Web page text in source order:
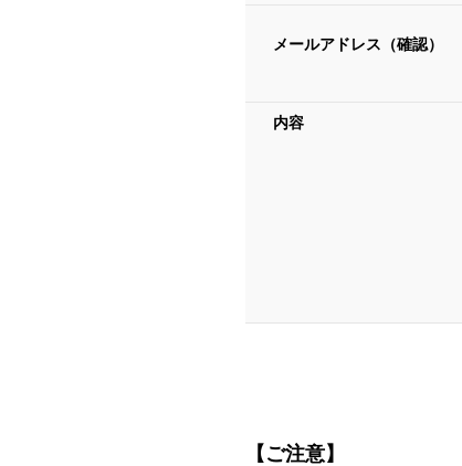
メールアドレス（確認）
内容
【ご注意】